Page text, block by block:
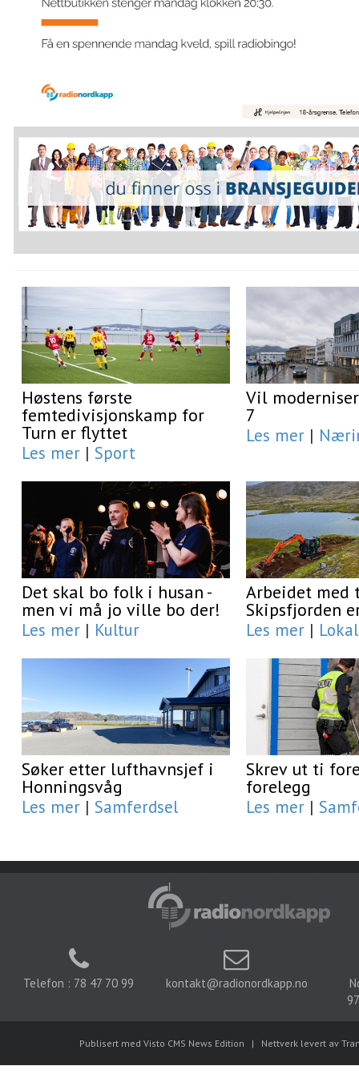
Høstens første
femtedivisjonskamp for
Turn er flyttet
Les mer | Sport
Vil
7
Les mer |
Det skal bo folk i husan -
men vi må jo ville bo der!
Les mer | Kultur
Arbeidet med
Skipsfjorden
Les mer | Lokal
Søker etter lufthavnsjef i
Honningsvåg
Les mer | Samferdsel
Skrev ut ti
forelegg
Les mer |
Telefon : 78 47 70 99 kontakt@radionordkapp.no
Publisert med Visto CMS News Edition | Nettverk levert av